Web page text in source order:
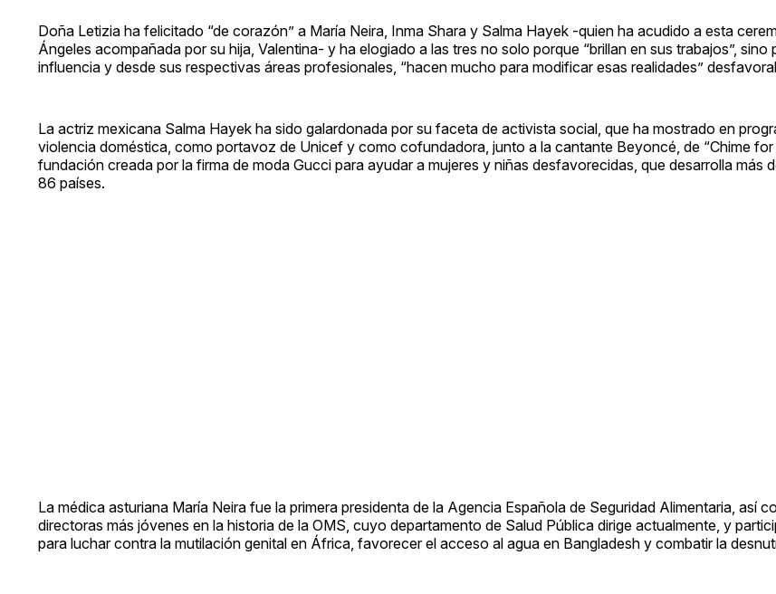
Doña Letizia ha felicitado “de corazón” a María Neira, Inma Shara y Salma Hayek -quien ha acudido a esta
Ángeles acompañada por su hija, Valentina- y ha elogiado a las tres no solo porque “brillan en sus trabajos”, sino
influencia y desde sus respectivas áreas profesionales, “hacen mucho para modificar esas realidades”
La actriz mexicana Salma Hayek ha sido galardonada por su faceta de activista social, que ha mostrado en
violencia doméstica, como portavoz de Unicef y como cofundadora, junto a la cantante Beyoncé, de “Chime for
fundación creada por la firma de moda Gucci para ayudar a mujeres y niñas desfavorecidas, que desarrolla más
86 países.
La médica asturiana María Neira fue la primera presidenta de la Agencia Española de Seguridad Alimentaria, así
directoras más jóvenes en la historia de la OMS, cuyo departamento de Salud Pública dirige actualmente, y
para luchar contra la mutilación genital en África, favorecer el acceso al agua en Bangladesh y combatir la